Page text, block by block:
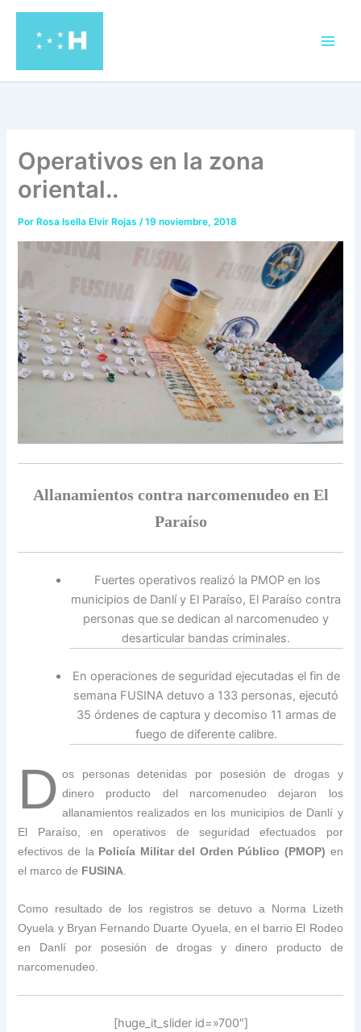
contenido
Operativos en la zona
oriental..
Por Rosa Isella Elvir Rojas/19 noviembre, 2018
Allanamientos contra narcomenudeo en El
Paraíso
Fuertes operativos realizó la PMOP en los
municipios de Danlí y El Paraíso, El Paraíso contra
personas que se dedican al narcomenudeo y
desarticular bandas criminales.
En operaciones de seguridad ejecutadas el fin de
semana FUSINA detuvo a 133 personas, ejecutó
35 órdenes de captura y decomiso 11 armas de
fuego de diferente calibre.
D os personas detenidas por posesión de drogas y
dinero producto del narcomenudeo dejaron los
allanamientos realizados en los municipios de Danlí y
El Paraíso, en operativos de seguridad efectuados por
efectivos de la Policía Militar del Orden Público (PMOP) en
el marco de FUSINA
Como resultado de los registros se detuvo a Norma Lizeth
Oyuela y Bryan Fernando Duarte Oyuela, en el barrio El Rodeo
en Danlí por posesión de drogas y dinero producto de
narcomenudeo.
[huge_it_slider id=»700″]